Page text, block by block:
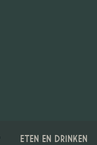
ETEN EN DRINKEN